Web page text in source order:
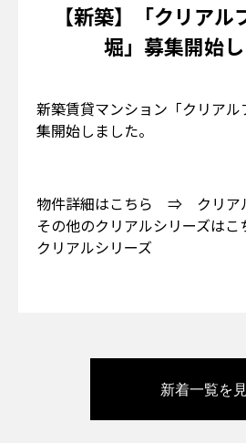
【新築】「クリア
堀」募集開始
新築賃貸マンション「クリア
集開始しました。
物件詳細はこちら ⇒ クリア
その他のクリアルシリーズ
クリアルシリーズ
新着一覧を